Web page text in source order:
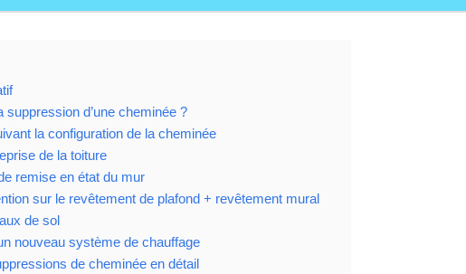
suppression d’une cheminée ?
la configuration de la cheminée
de la toiture
remise en état du mur
sur le revêtement de plafond + revêtement mural
de sol
nouveau système de chauffage
de cheminée en détail